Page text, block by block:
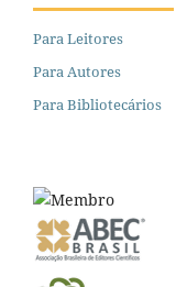
Para Leitores
Para Autores
Para Bibliotecários